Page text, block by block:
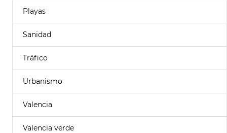
Playas
Sanidad
Tráfico
Urbanismo
Valencia
Valencia verde